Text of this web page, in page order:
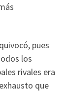
pues
los
rivales era
que